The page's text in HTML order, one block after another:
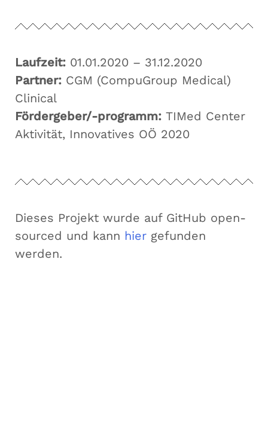
Laufzeit: 01.01.2020 – 31.12.2020
Partner: CGM (CompuGroup Medical)
Clinical
Fördergeber/-programm: TIMed Center
Aktivität, Innovatives OÖ 2020
Dieses Projekt wurde auf GitHub open-
sourced und kann hier gefunden
werden.